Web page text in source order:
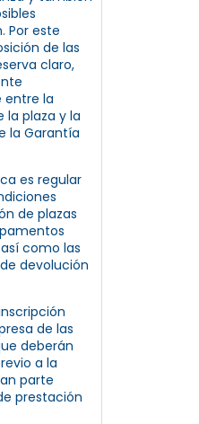
Por este
de las
claro,
entre la
la plaza y la
la Garantía
es regular
de plazas
como las
devolución
de las
deberán
a la
parte
prestación